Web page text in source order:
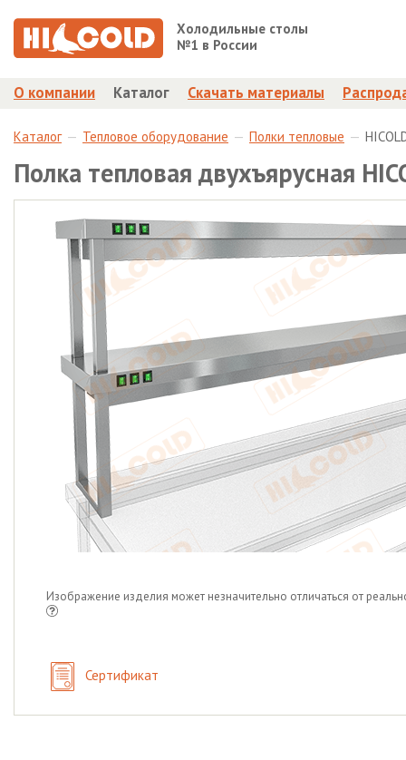
Холодильные столы
№1 в России
О компании Каталог Скачать материалы
Каталог Тепловое оборудование Полки тепловые
Полка тепловая двухъярусная
Изображение изделия может незначительно отличаться от
Сертификат